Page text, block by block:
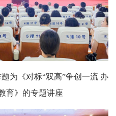
为《对标“双高”争创一流 办
育》的专题讲座